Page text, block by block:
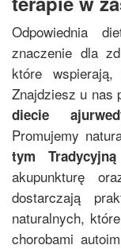
Odpowiednia
znaczenie dla
które
Znajdziesz u nas
diecie
Promujemy
tym
akupunkturę
dostarczają
naturalnych,
chorobami